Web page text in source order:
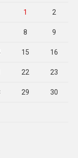
1 2
8 9
15 16
22 23
29 30